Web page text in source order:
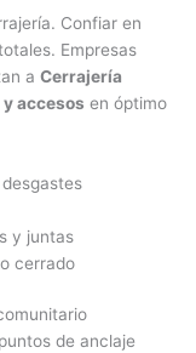
Confiar en
Empresas
a Cerrajería
accesos en óptimo
y juntas
cerrado
de anclaje